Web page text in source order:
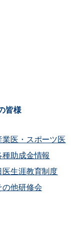
皆様
業医・スポーツ医
種助成金情報
医生涯教育制度
の他研修会